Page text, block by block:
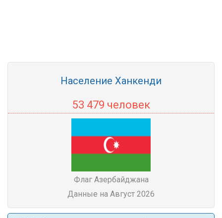
Население Ханкенди
53 479 человек
Флаг Азербайджана
Данные на Август 2026